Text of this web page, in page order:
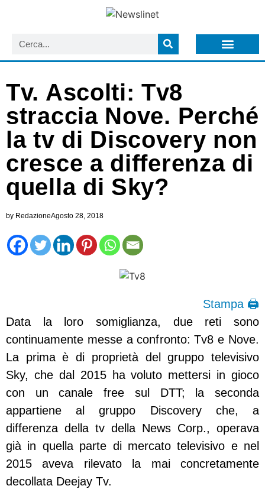
Tv. Ascolti: Tv8
straccia Nove. Perché
la tv di Discovery non
cresce a differenza di
quella di Sky?
by RedazioneAgosto 28, 2018
Stampa 🖨
Data la loro somiglianza, due reti sono
continuamente messe a confronto: Tv8 e Nove.
La prima è di proprietà del gruppo televisivo
Sky, che dal 2015 ha voluto mettersi in gioco
con un canale free sul DTT; la seconda
appartiene al gruppo Discovery che, a
differenza della tv della News Corp., operava
già in quella parte di mercato televisivo e nel
2015 aveva rilevato la mai concretamente
decollata Deejay Tv.